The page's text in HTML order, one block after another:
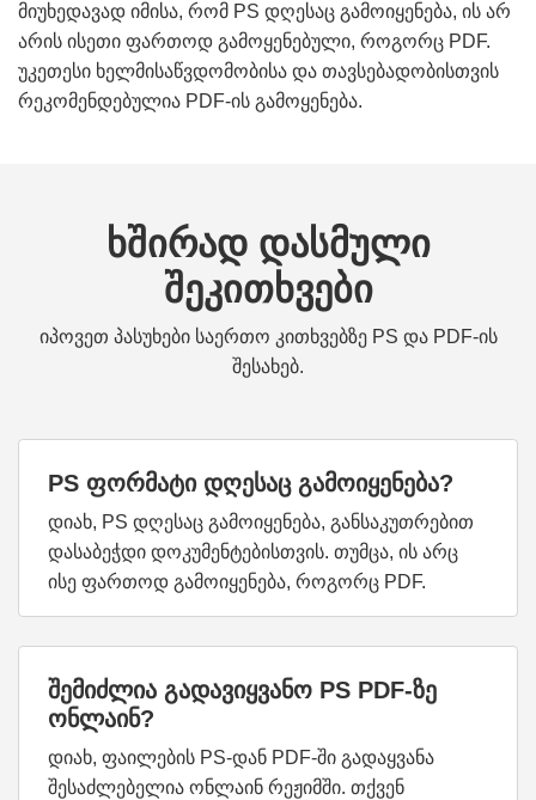
მიუხედავად იმისა, რომ PS დღესაც გამოიყენება, ის არ
არის ისეთი ფართოდ გამოყენებული, როგორც PDF.
უკეთესი ხელმისაწვდომობისა და თავსებადობისთვის
რეკომენდებულია PDF-ის გამოყენება.
ხშირად დასმული
შეკითხვები
იპოვეთ პასუხები საერთო კითხვებზე PS და PDF-ის
შესახებ.
PS ფორმატი დღესაც გამოიყენება?
დიახ, PS დღესაც გამოიყენება, განსაკუთრებით
დასაბეჭდი დოკუმენტებისთვის. თუმცა, ის არც
ისე ფართოდ გამოიყენება, როგორც PDF.
შემიძლია გადავიყვანო PS PDF-ზე
ონლაინ?
დიახ, ფაილების PS-დან PDF-ში გადაყვანა
შესაძლებელია ონლაინ რეჟიმში. თქვენ